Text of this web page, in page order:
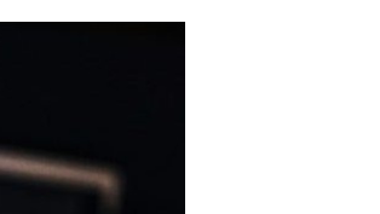
você consegue.
e encontrará
casa ou na praia,
habilidade,
não é muito
ajudam a atrair
estiver